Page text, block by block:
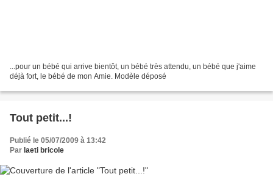
...pour un bébé qui arrive bientôt, un bébé très attendu, un bébé que j'aime
déjà fort, le bébé de mon Amie. Modèle déposé
Tout petit...!
Publié le 05/07/2009 à 13:42
Par laeti bricole